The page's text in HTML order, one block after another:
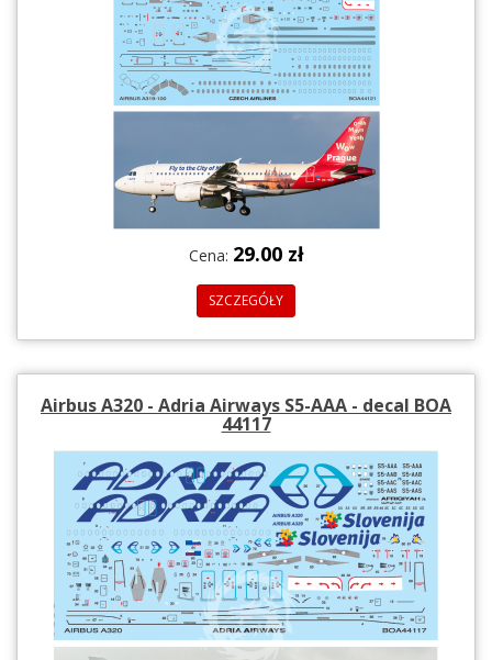
Cena: 29.00 zł
SZCZEGÓŁY
Airbus A320 - Adria Airways S5-AAA - decal BOA
44117